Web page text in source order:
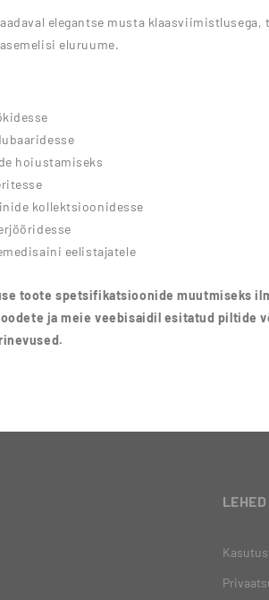
elegantse musta klaasviimistlusega,
eluruume.
hoiustamiseks
kollektsioonidesse
eelistajatele
toote spetsifikatsioonide muutmiseks
ja meie veebisaidil esitatud piltide
LEHED